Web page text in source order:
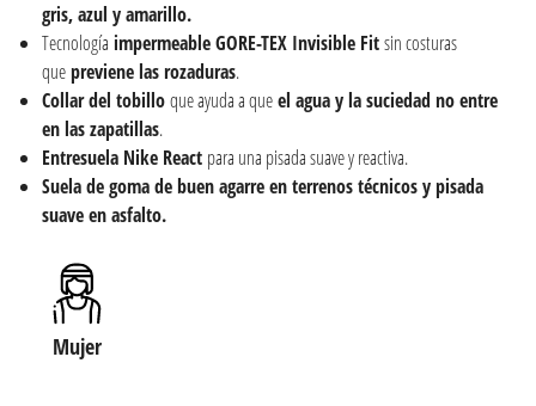
gris, azul y amarillo.
Tecnología impermeable GORE-TEX Invisible Fitsin costuras
quepreviene las rozaduras.
Collar del tobilloque ayuda a queel agua y la suciedad no entre
en las zapatillas.
Entresuela Nike React para una pisada suave y reactiva.
Suela de goma de buen agarre en terrenos técnicos y pisada
suave en asfalto.
Mujer